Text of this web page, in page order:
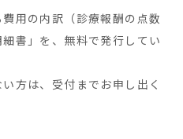
用の内訳（診療報酬の点数
書」を、無料で発行してい
方は、受付までお申し出く